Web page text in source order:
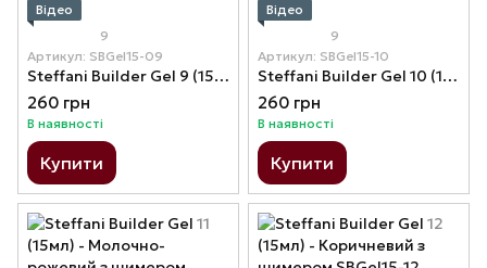
Відео
9
Артикул: SBGel15-09
Steffani Builder Gel 9 (15мл) - Рожевий (натуральний)
260 грн
В наявності
Купити
Відео
9
Артикул: SBGel15-10
Steffani Builder Gel 10 (15мл) - Яскраво-рожевий
260 грн
В наявності
Купити